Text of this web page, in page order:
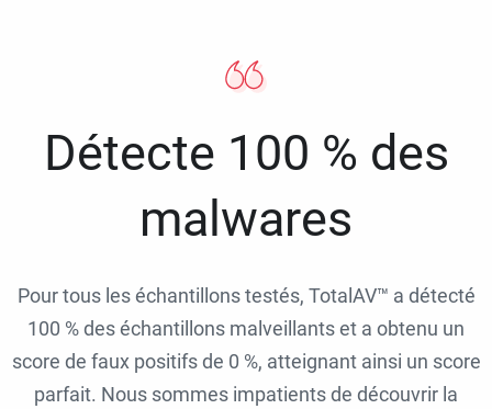
Détecte 100 % des
malwares
Pour tous les échantillons testés, TotalAV™ a détecté
100 % des échantillons malveillants et a obtenu un
score de faux positifs de 0 %, atteignant ainsi un score
parfait. Nous sommes impatients de découvrir la